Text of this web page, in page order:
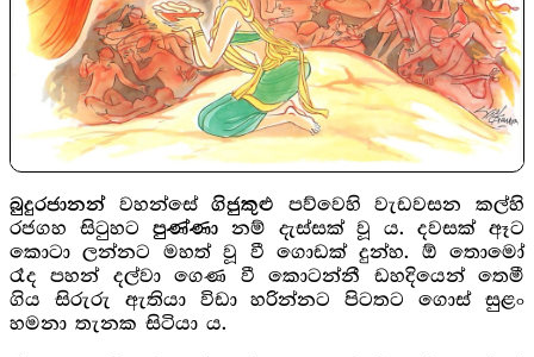
බුදුරජානන් වහන්සේගිජුකුළු පව්වෙහි වැඩවසන කල්හි
රජගහ සිටුහට පුණ්ණා නම් දැස්සක් වූ ය. දවසක් ඈට
කොටා ලන්නට මහත් වූ වී ගොඩක් දුන්හ. ඕ තොමෝ
රෑද පහන් දල්වා ගෙණ වී කොටන්නී ඩහදියෙන් තෙමී
ගිය සිරුරු ඇතියා විඩා හරින්නට පිටතට ගොස් සුළං
හමනා තැනක සිටියා ය.